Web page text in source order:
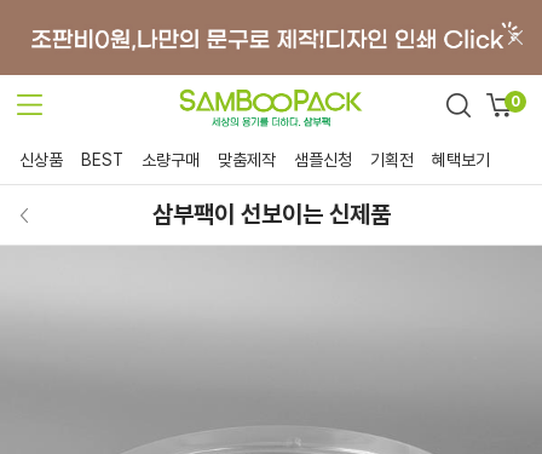
0
신상품 BEST 소량구매 맞춤제작 샘플신청 기획전 혜택보기
삼부팩이 선보이는 신제품